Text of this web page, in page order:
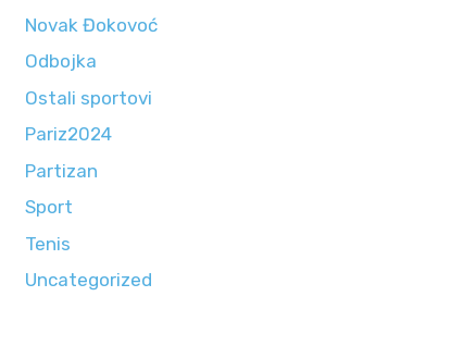
Novak Đokovoć
Odbojka
Ostali sportovi
Pariz2024
Partizan
Sport
Tenis
Uncategorized